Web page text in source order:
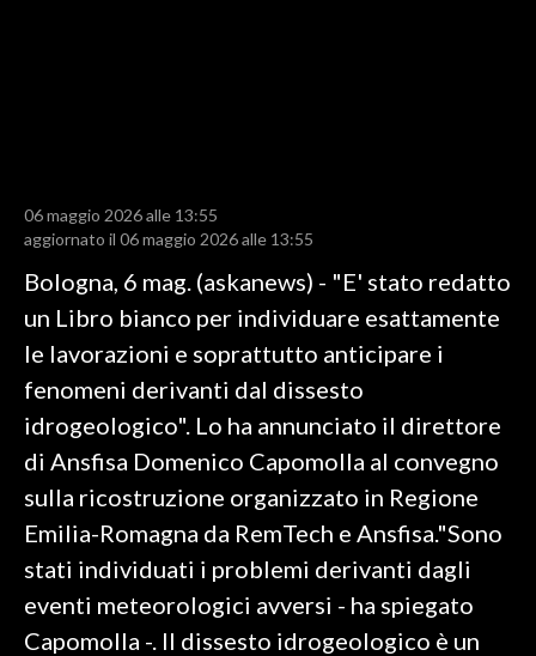
RISULTATI E CLASSIFICHE
CALCIO REGIONALE
BASKET
VOLLEY
MOTORI
TENNIS
ALTRI SPORT
CULTURA
GOSSIP
06 maggio 2026 alle 13:55
aggiornato il 06 maggio 2026 alle 13:55
Bologna, 6 mag. (askanews) - "E' stato redatto
un Libro bianco per individuare esattamente
le lavorazioni e soprattutto anticipare i
fenomeni derivanti dal dissesto
idrogeologico". Lo ha annunciato il direttore
di Ansfisa Domenico Capomolla al convegno
sulla ricostruzione organizzato in Regione
Emilia-Romagna da RemTech e Ansfisa."Sono
stati individuati i problemi derivanti dagli
eventi meteorologici avversi - ha spiegato
Capomolla -. Il dissesto idrogeologico è un